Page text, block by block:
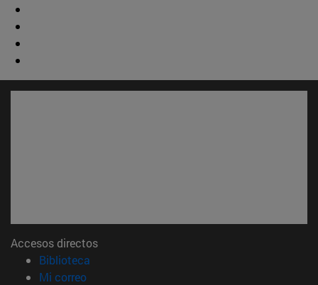
Accesos directos
Biblioteca
Mi correo(abre en nueva ventana)